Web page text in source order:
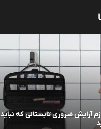
10لوازم آرایش ضروری تابستانی که نباید